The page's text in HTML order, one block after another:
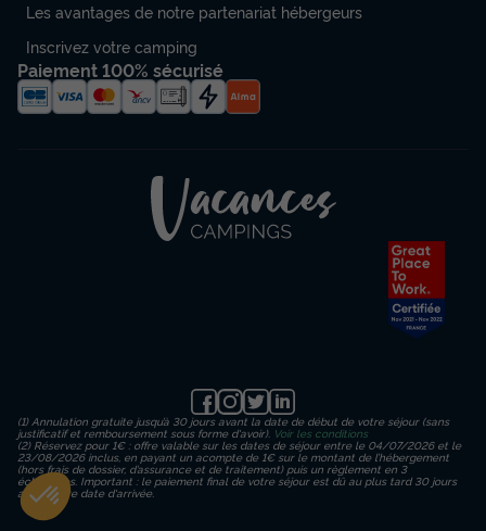
Les avantages de notre partenariat hébergeurs
Inscrivez votre camping
Paiement 100% sécurisé
(1) Annulation gratuite jusqu’à 30 jours avant la date de début de votre séjour (sans
justificatif et remboursement sous forme d'avoir). Voir les conditions
(2) Réservez pour 1€ : offre valable sur les dates de séjour entre le 04/07/2026 et le
23/08/2026 inclus, en payant un acompte de 1€ sur le montant de l’hébergement
(hors frais de dossier, d’assurance et de traitement) puis un règlement en 3
échéances. Important : le paiement final de votre séjour est dû au plus tard 30 jours
avant votre date d'arrivée.